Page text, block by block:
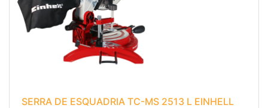
SERRA DE ESQUADRIA TC-MS 2513 L EINHELL